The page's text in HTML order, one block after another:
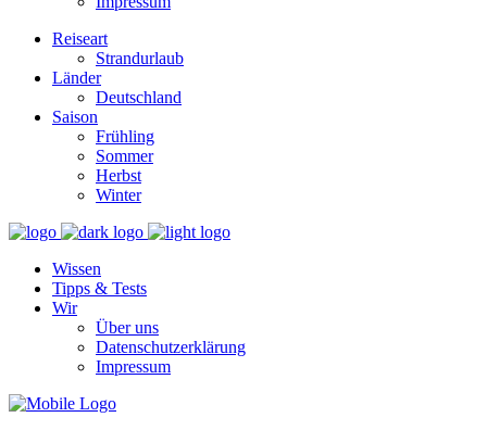
Reiseart
Strandurlaub
Länder
Deutschland
Saison
Frühling
Sommer
Herbst
Winter
Wissen
Tipps & Tests
Wir
Über uns
Datenschutzerklärung
Impressum